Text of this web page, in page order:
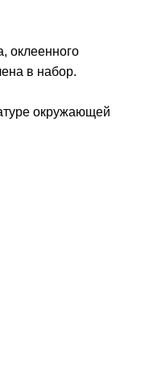
оклеенного
в набор.
окружающей